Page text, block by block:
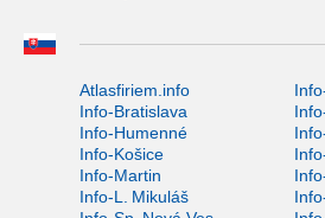
Atlasfiriem.info
Info-Bratislava
Info-Humenné
Info-Košice
Info-Martin
Info-L. Mikuláš